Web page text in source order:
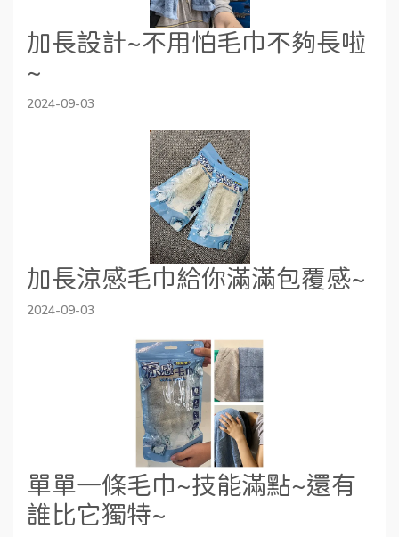
加長設計~不用怕毛巾不夠長啦
~
2024-09-03
加長涼感毛巾給你滿滿包覆感~
2024-09-03
單單一條毛巾~技能滿點~還有
誰比它獨特~